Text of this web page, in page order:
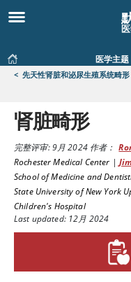
医学主题
< 先天性肾脏和泌尿生殖系统畸形
肾脏畸形
完整评审:9月 2024作者：
Rochester Medical Center |
School of Medicine and
State University of New York
Children's Hospital
Last updated: 12月 2024